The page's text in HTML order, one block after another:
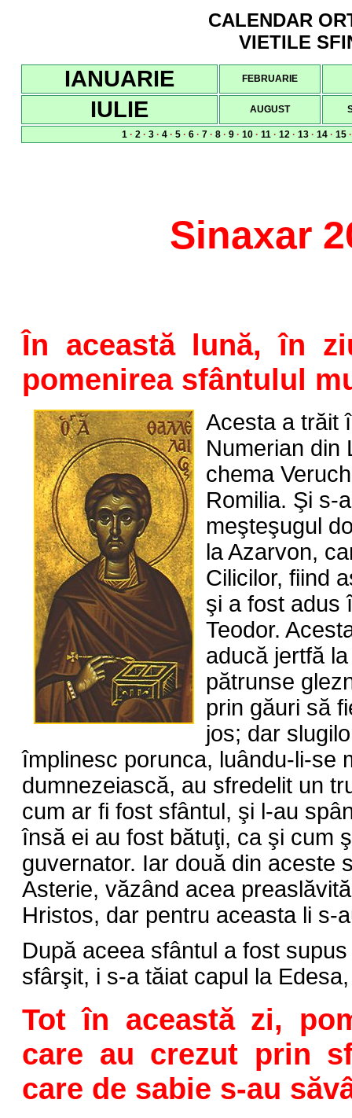
CALENDAR
VIETILE
IANUARIE FEBRUARIE
IULIE AUGUST
1 · 2 · 3 · 4 · 5 · 6 · 7 · 8 · 9 · 10 · 11 · 12 · 13 · 14 · 15
Sinaxar
În această lună, în
pomenirea sfântulul
Acesta a trăit
Numerian din
chema
Romilia. Şi s-
meşteşugul
la Azarvon,
Cilicilor, fiind
şi a fost adus
Teodor.
aducă jertfă
pătrunse
prin găuri să
jos; dar
împlinesc porunca, luându-li-se
dumnezeiască, au sfredelit un
cum ar fi fost sfântul, şi l-au
însă ei au fost bătuţi, ca şi cum
guvernator. Iar două din aceste
Asterie, văzând acea
Hristos, dar pentru aceasta li s-
După aceea sfântul a fost
sfârşit, i s-a tăiat capul la
Tot în această zi,
care au crezut prin
care de sabie s-au